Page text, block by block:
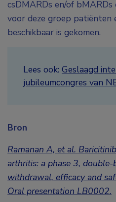
csDMARDs en/of
voor deze groep patiënten
beschikbaar is gekomen.
Lees ook: Geslaagd
jubileumcongres van
Bron
Ramanan A, et al.
arthritis: a phase 3,
withdrawal, efficacy and
Oral presentation LB0002.